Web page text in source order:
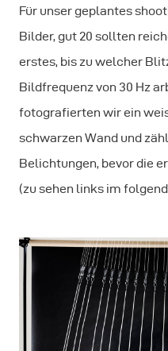
Für unser geplantes
Bilder, gut 20 sollten
erstes, bis zu welcher
Bildfrequenz von 30 Hz
fotografierten wir ein
schwarzen Wand und
Belichtungen, bevor die
(zu sehen links im